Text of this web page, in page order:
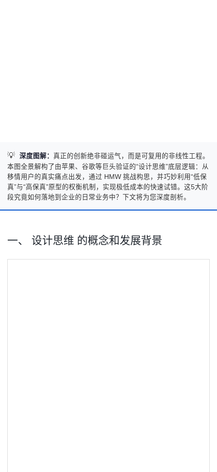
💡 深度图解： 真正的创新绝非碰运气，而是可复用的非线性工程。
本图全景解构了由苹果、谷歌等巨头验证的“设计思维”底层逻辑：从
移情用户的真实痛点出发，通过 HMW 挑战构思，并巧妙利用“低保
真”与“高保真”原型的权衡机制，实现极低成本的快速试错。这5大阶
段究竟如何落地到企业的日常业务中？下文将为您深度剖析。
一、 设计思维 的概念和发展背景